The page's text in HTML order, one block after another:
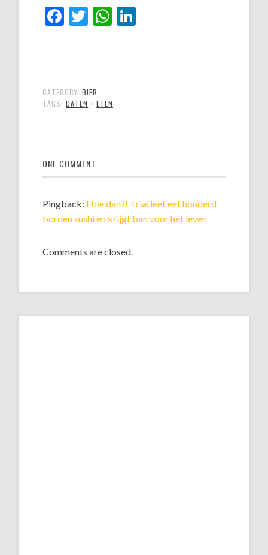
Facebook
TwitterWhatsApp
CATEGORY:BIER
TAGS:DATEN •ETEN
ONE COMMENT
Pingback: Hoe dan?! Triatleet eet honderd
borden sushi en krijgt ban voor het leven
Comments are closed.